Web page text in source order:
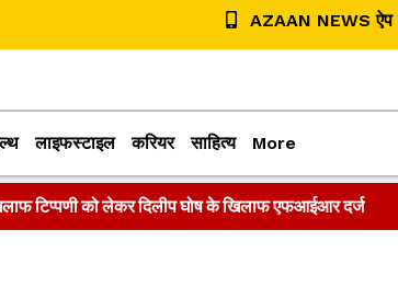
AZAAN NEWS ऐप
लाइफस्टाइल करियर साहित्य More
टिप्पणी को लेकर दिलीप घोष के खिलाफ एफआईआर दर्ज